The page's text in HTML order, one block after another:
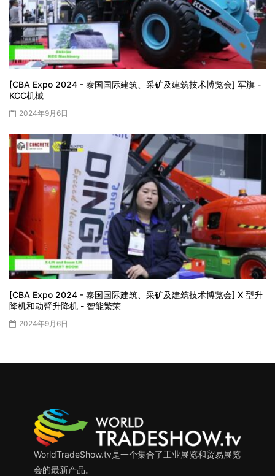
[CBA Expo 2024 - 泰国国际建筑、采矿及建筑技术博览会] 军旗 -
KCC机械
2024年9月6日
[CBA Expo 2024 - 泰国国际建筑、采矿及建筑技术博览会] X 型升
降机和动臂升降机 - 智能繁荣
2024年9月6日
WorldTradeShow.tv是一个集合了工业展览和贸易展览
会的最新产品。